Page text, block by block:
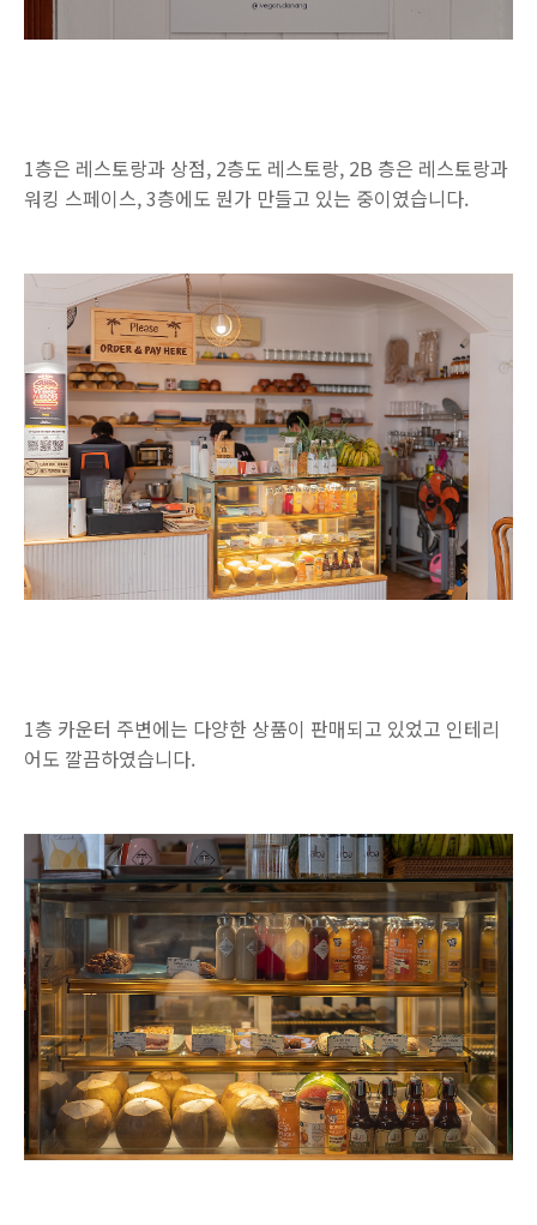
1층은 레스토랑과 상점, 2층도 레스토랑, 2B 층은 레스토랑과
워킹 스페이스, 3층에도 뭔가 만들고 있는 중이였습니다.
1층 카운터 주변에는 다양한 상품이 판매되고 있었고 인테리
어도 깔끔하였습니다.